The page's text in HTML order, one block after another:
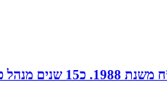
חן נוי, הנהלת